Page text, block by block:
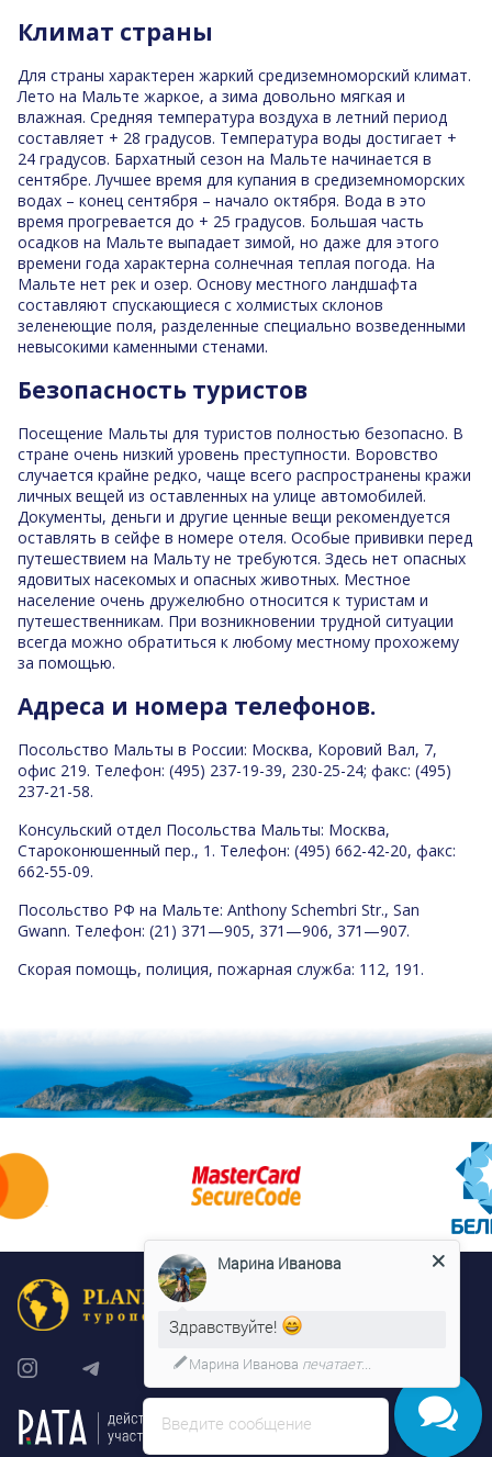
Климат страны
Для страны характерен жаркий средиземноморский климат.
Лето на Мальте жаркое, а зима довольно мягкая и
влажная. Средняя температура воздуха в летний период
составляет + 28 градусов. Температура воды достигает +
24 градусов. Бархатный сезон на Мальте начинается в
сентябре. Лучшее время для купания в средиземноморских
водах – конец сентября – начало октября. Вода в это
время прогревается до + 25 градусов. Большая часть
осадков на Мальте выпадает зимой, но даже для этого
времени года характерна солнечная теплая погода. На
Мальте нет рек и озер. Основу местного ландшафта
составляют спускающиеся с холмистых склонов
зеленеющие поля, разделенные специально возведенными
невысокими каменными стенами.
Безопасность туристов
Посещение Мальты для туристов полностью безопасно. В
стране очень низкий уровень преступности. Воровство
случается крайне редко, чаще всего распространены кражи
личных вещей из оставленных на улице автомобилей.
Документы, деньги и другие ценные вещи рекомендуется
оставлять в сейфе в номере отеля. Особые прививки перед
путешествием на Мальту не требуются. Здесь нет опасных
ядовитых насекомых и опасных животных. Местное
население очень дружелюбно относится к туристам и
путешественникам. При возникновении трудной ситуации
всегда можно обратиться к любому местному прохожему
за помощью.
Адреса и номера телефонов.
Посольство Мальты в России: Москва, Коровий Вал, 7,
офис 219. Телефон: (495) 237-19-39, 230-25-24; факс: (495)
237-21-58.
Консульский отдел Посольства Мальты: Москва,
Староконюшенный пер., 1. Телефон: (495) 662-42-20, факс:
662-55-09.
Посольство РФ на Мальте: Anthony Schembri Str., San
Gwann. Телефон: (21) 371—905, 371—906, 371—907.
Скорая помощь, полиция, пожарная служба: 112, 191.
Введите сообщение
Марина Иванова
Здравствуйте!
Марина Иванова печатает...